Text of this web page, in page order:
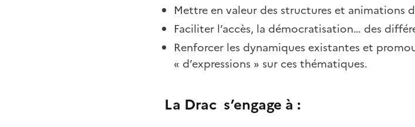
Mettre en valeur des structures et animations
Faciliter l’accès, la démocratisation… des
Renforcer les dynamiques existantes et
« d’expressions » sur ces thématiques.
La Drac s’engage à :